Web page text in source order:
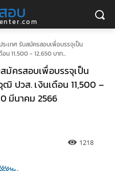
อบ
ระเทศ รับสมัครสอบเพื่อบรรจุเป็น
น 11,500 - 12,650 บาท...
มัครสอบเพื่อบรรจุเป็น
ฒิ ปวส. เงินเดือน 11,500 –
มีนาคม 2566
1218